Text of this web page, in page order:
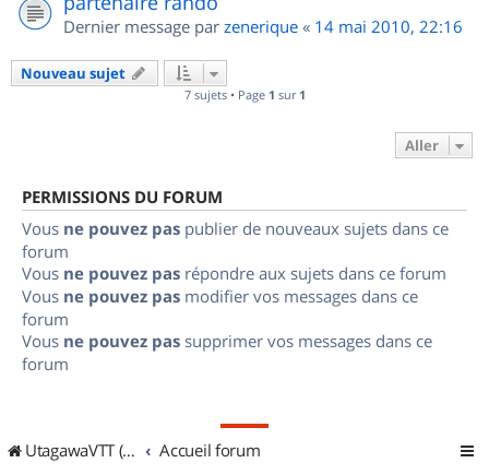
Dernier message par zenerique « 14 mai 2010, 22:16
Nouveau sujet
7 sujets • Page 1 sur 1
Aller
PERMISSIONS DU FORUM
Vous ne pouvez pas publier de nouveaux sujets dans ce
forum
Vous ne pouvez pas répondre aux sujets dans ce forum
Vous ne pouvez pas modifier vos messages dans ce
forum
Vous ne pouvez pas supprimer vos messages dans ce
forum
UtagawaVTT (Randos VTT et VTTAE avec traces GPS) Accueil forum